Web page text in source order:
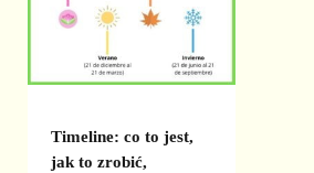
Timeline: co to jest,
jak to zrobić,